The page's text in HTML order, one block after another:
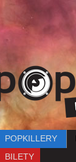
Menu główne
POPKILLERY
BILETY